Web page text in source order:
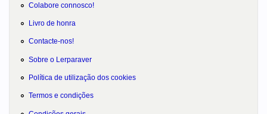
Colabore connosco!
Livro de honra
Contacte-nos!
Sobre o Lerparaver
Política de utilização dos cookies
Termos e condições